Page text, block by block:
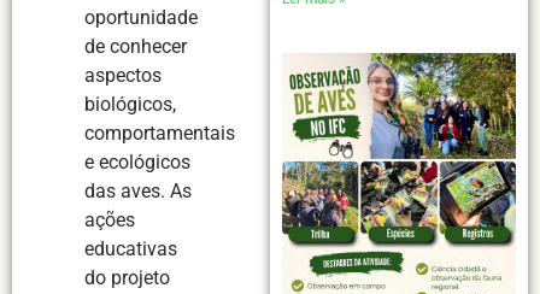
oportunidade
de conhecer
aspectos
biológicos,
comportamentais
e ecológicos
das aves. As
ações
educativas
do projeto